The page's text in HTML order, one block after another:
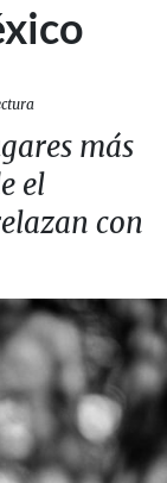
más
el
con